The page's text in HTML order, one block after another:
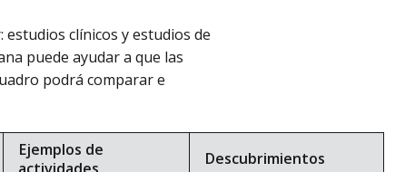
clínicos y estudios de
puede ayudar a que las
podrá comparar e
Ejemplos de
Descubrimientos